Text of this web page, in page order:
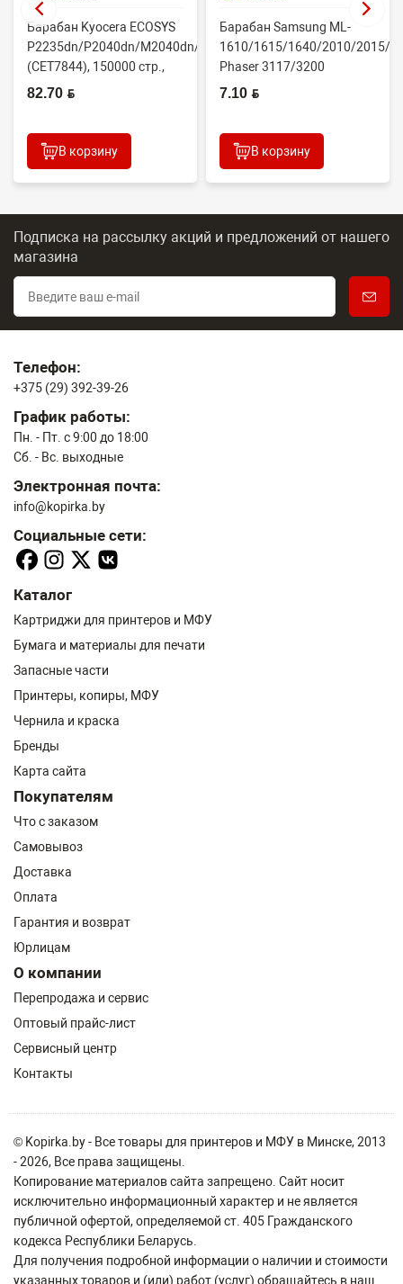
Барабан Kyocera ECOSYS
P2235dn/P2040dn/M2040dn/M2540dw
(CET7844), 150000 стр.,
Япония
82.70 BYN
В корзину
Барабан Samsung ML-
1610/1615/1640/2010/2015/
Phaser 3117/3200
(CONTENT)
7.10 BYN
В корзину
Подписка на рассылку акций и предложений от нашего
магазина
Телефон:
+375 (29) 392-39-26
График работы:
Пн. - Пт. с 9:00 до 18:00
Сб. - Вс. выходные
Электронная почта:
info@kopirka.by
Социальные сети:
Каталог
Картриджи для принтеров и МФУ
Бумага и материалы для печати
Запасные части
Принтеры, копиры, МФУ
Чернила и краска
Бренды
Карта сайта
Покупателям
Что с заказом
Самовывоз
Доставка
Оплата
Гарантия и возврат
Юрлицам
О компании
Перепродажа и сервис
Оптовый прайс-лист
Сервисный центр
Контакты
© Kopirka.by - Все товары для принтеров и МФУ в Минске, 2013
- 2026, Все права защищены.
Копирование материалов сайта запрещено. Сайт носит
исключительно информационный характер и не является
публичной офертой, определяемой ст. 405 Гражданского
кодекса Республики Беларусь.
Для получения подробной информации о наличии и стоимости
указанных товаров и (или) работ (услуг) обращайтесь в наш